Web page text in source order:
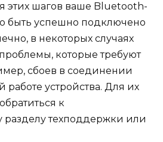
этих шагов ваше Bluetooth-
быть успешно подключено
в некоторых случаях
которые требуют
сбоев в соединении
устройства. Для их
к
разделу техподдержки или